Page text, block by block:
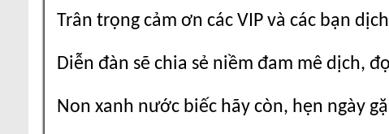
Trân trọng cảm ơn các VIP và các bạn
Diễn đàn sẽ chia sẻ niềm đam mê dịch,
Non xanh nước biếc hãy còn, hẹn ngày